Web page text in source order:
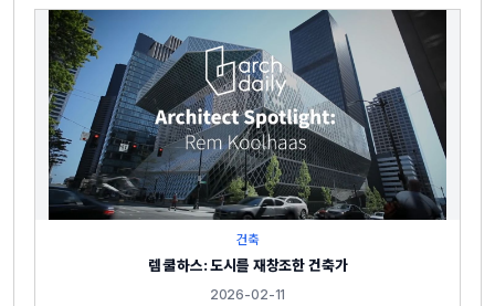
건축
렘 쿨하스: 도시를 재창조한 건축가
2026-02-11